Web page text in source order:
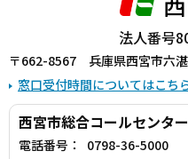
法人番号
〒662-8567 兵庫県西宮市六湛
窓口受付時間についてはこち
西宮市総合コールセンター
電話番号：
0798-36-5000